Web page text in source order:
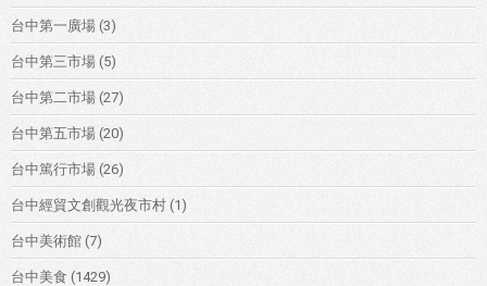
台中第一廣場 (3)
台中第三市場 (5)
台中第二市場 (27)
台中第五市場 (20)
台中篤行市場 (26)
台中經貿文創觀光夜市村 (1)
台中美術館 (7)
台中美食 (1429)